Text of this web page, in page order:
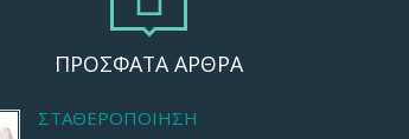
ΠΡΟΣΦΑΤΑ ΑΡΘΡΑ
ΣΤΑΘΕΡΟΠΟΊΗΣΗ